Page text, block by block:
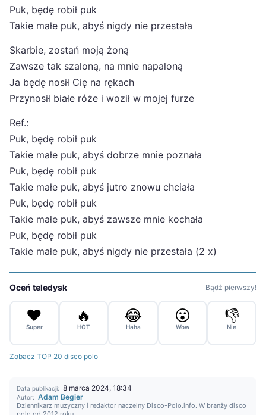
Puk, będę robił puk
Takie małe puk, abyś nigdy nie przestała
Skarbie, zostań moją żoną
Zawsze tak szaloną, na mnie napaloną
Ja będę nosił Cię na rękach
Przynosił białe róże i woził w mojej furze
Ref.:
Puk, będę robił puk
Takie małe puk, abyś dobrze mnie poznała
Puk, będę robił puk
Takie małe puk, abyś jutro znowu chciała
Puk, będę robił puk
Takie małe puk, abyś zawsze mnie kochała
Puk, będę robił puk
Takie małe puk, abyś nigdy nie przestała (2 x)
Oceń teledysk Bądź pierwszy!
❤️
Super
🔥
HOT
😂
Haha
😮
Wow
👎
Nie
Zobacz TOP 20 disco polo
Data publikacji: 8 marca 2024, 18:34
Autor: Adam Begier
Dziennikarz muzyczny i redaktor naczelny Disco-Polo.info. W branży disco